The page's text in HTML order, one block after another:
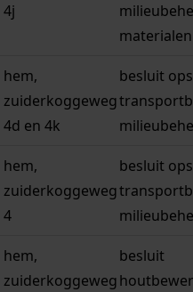
4j
materialen
hem,
zuiderkoggeweg
4d en 4k
besluit
hem,
zuiderkoggeweg
4
besluit
hem,
zuiderkoggeweg
besluit